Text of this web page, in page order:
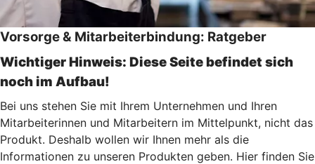
Vorsorge & Mitarbeiterbindung: Ratgeber
Wichtiger Hinweis: Diese Seite befindet sich
noch im Aufbau!
Bei uns stehen Sie mit Ihrem Unternehmen und Ihren
Mitarbeiterinnen und Mitarbeitern im Mittelpunkt, nicht das
Produkt. Deshalb wollen wir Ihnen mehr als die
Informationen zu unseren Produkten geben. Hier finden Sie